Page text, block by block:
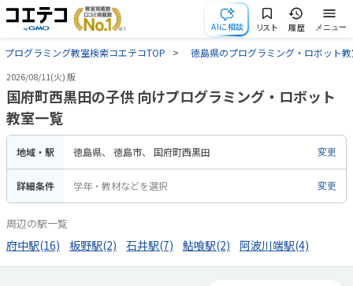
AIに相談 リスト 履歴 メニュー
プログラミング教室検索コエテコTOP 徳島県のプログラミング・ロボット
2026/08/11(火) 版
国府町西黒田の子供 向けプログラミング・ロボット
教室一覧
地域・駅 徳島県 徳島市 国府町西黒田 変更
詳細条件 学年・教材などを選択 変更
周辺の駅一覧
府中駅(16) 板野駅(2) 石井駅(7) 鮎喰駅(2) 阿波川端駅(4)